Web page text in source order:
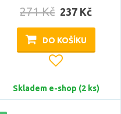
271 Kč 237 Kč
DO KOŠÍKU
Skladem e-shop (2 ks)